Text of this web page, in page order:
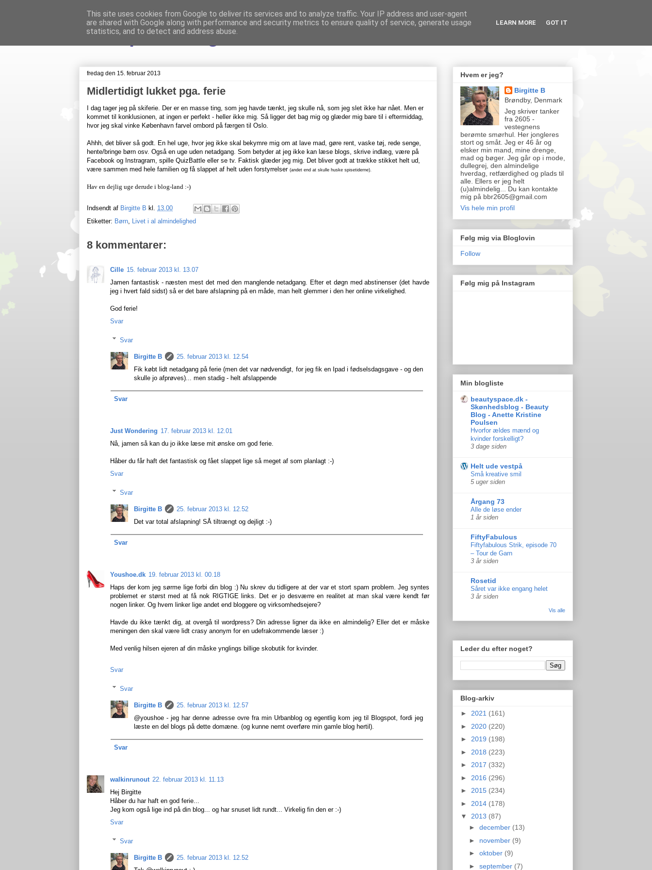
Livet på Vestegnen
fredag den 15. februar 2013
Midlertidigt lukket pga. ferie
I dag tager jeg på skiferie. Der er en masse ting, som jeg havde tænkt, jeg skulle nå, som jeg slet ikke har nået. Men er
kommet til konklusionen, at ingen er perfekt - heller ikke mig. Så ligger det bag mig og glæder mig bare til i eftermiddag,
hvor jeg skal vinke København farvel ombord på færgen til Oslo.
Ahhh, det bliver så godt. En hel uge, hvor jeg ikke skal bekymre mig om at lave mad, gøre rent, vaske tøj, rede senge,
hente/bringe børn osv. Også en uge uden netadgang. Som betyder at jeg ikke kan læse blogs, skrive indlæg, være på
Facebook og Instragram, spille QuizBattle eller se tv. Faktisk glæder jeg mig. Det bliver godt at trække stikket helt ud,
være sammen med hele familien og få slappet af helt uden forstyrrelser (andet end at skulle huske spisetiderne).
Hav en dejlig uge derude i blog-land :-)
Indsendt af Birgitte B kl. 13.00
Etiketter: Børn, Livet i al almindelighed
8 kommentarer:
Cille 15. februar 2013 kl. 13.07
Jamen fantastisk - næsten mest det med den manglende netadgang. Efter et døgn med abstinenser (det havde
jeg i hvert fald sidst) så er det bare afslapning på en måde, man helt glemmer i den her online virkelighed.
God ferie!
Svar
Svar
Birgitte B
25. februar 2013 kl. 12.54
Fik købt lidt netadgang på ferie (men det var nødvendigt, for jeg fik en Ipad i fødselsdagsgave - og den
skulle jo afprøves)... men stadig - helt afslappende
Svar
Just Wondering 17. februar 2013 kl. 12.01
Nå, jamen så kan du jo ikke læse mit ønske om god ferie.
Håber du får haft det fantastisk og fået slappet lige så meget af som planlagt :-)
Svar
Svar
Birgitte B
25. februar 2013 kl. 12.52
Det var total afslapning! SÅ tiltrængt og dejligt :-)
Svar
Youshoe.dk 19. februar 2013 kl. 00.18
Haps der kom jeg sørme lige forbi din blog :) Nu skrev du tidligere at der var et stort spam problem. Jeg syntes
problemet er størst med at få nok RIGTIGE links. Det er jo desværre en realitet at man skal være kendt før
nogen linker. Og hvem linker lige andet end bloggere og virksomhedsejere?
Havde du ikke tænkt dig, at overgå til wordpress? Din adresse ligner da ikke en almindelig? Eller det er måske
meningen den skal være lidt crasy anonym for en udefrakommende læser :)
Med venlig hilsen ejeren af din måske ynglings billige skobutik for kvinder.
Svar
Svar
Birgitte B
25. februar 2013 kl. 12.57
@youshoe - jeg har denne adresse ovre fra min Urbanblog og egentlig kom jeg til Blogspot, fordi jeg
læste en del blogs på dette domæne. (og kunne nemt overføre min gamle blog hertil).
Svar
walkinrunout 22. februar 2013 kl. 11.13
Hej Birgitte
Håber du har haft en god ferie...
Jeg kom også lige ind på din blog... og har snuset lidt rundt... Virkelig fin den er :-)
Svar
Svar
Birgitte B
25. februar 2013 kl. 12.52
Hvem er jeg?
Birgitte B
Brøndby, Denmark
Jeg skriver tanker
fra 2605 -
vestegnens
berømte smørhul. Her jongleres
stort og småt. Jeg er 46 år og
elsker min mand, mine drenge,
mad og bøger. Jeg går op i mode,
dullegrej, den almindelige
hverdag, retfærdighed og plads til
alle. Ellers er jeg helt
(u)almindelig... Du kan kontakte
mig på bbr2605@gmail.com
Vis hele min profil
Følg mig via Bloglovin
Follow
Følg mig på Instagram
Min blogliste
beautyspace.dk -
Skønhedsblog - Beauty
Blog - Anette Kristine
Poulsen
Hvorfor ældes mænd og
kvinder forskelligt?
3 dage siden
Helt ude vestpå
Små kreative smil
5 uger siden
Årgang 73
Alle de løse ender
1 år siden
FiftyFabulous
Fiftyfabulous Strik, episode 70
– Tour de Garn
3 år siden
Rosetid
Såret var ikke engang helet
3 år siden
Vis alle
Leder du efter noget?
Blog-arkiv
► 2021 (161)
► 2020 (220)
► 2019 (198)
► 2018 (223)
► 2017 (332)
► 2016 (296)
► 2015 (234)
► 2014 (178)
▼ 2013 (87)
► december (13)
► november (9)
► oktober (9)
► september (7)
This site uses cookies from Google to deliver its services and to analyze traffic. Your IP address and user-agent
are shared with Google along with performance and security metrics to ensure quality of service, generate usage
statistics, and to detect and address abuse.
LEARN MORE GOT IT